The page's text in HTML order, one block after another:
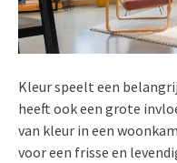
Kleur speelt een
heeft ook een grote
van kleur in een
voor een frisse en